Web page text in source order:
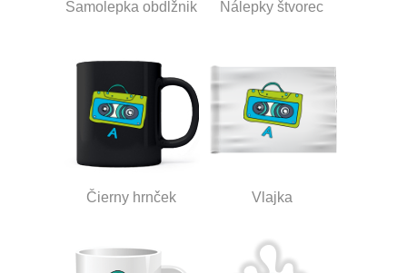
Samolepka obdĺžnik Nálepky štvorec
Čierny hrnček Vlajka